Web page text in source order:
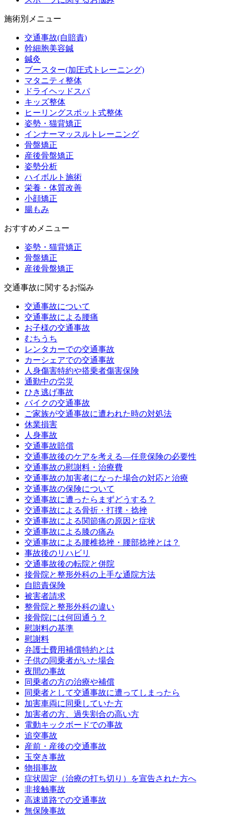
施術別メニュー
交通事故(自賠責)
幹細胞美容鍼
鍼灸
ブースター(加圧式トレーニング)
マタニティ整体
ドライヘッドスパ
キッズ整体
ヒーリングスポット式整体
姿勢・猫背矯正
インナーマッスルトレーニング
骨盤矯正
産後骨盤矯正
姿勢分析
ハイボルト施術
栄養・体質改善
小顔矯正
腸もみ
おすすめメニュー
姿勢・猫背矯正
骨盤矯正
産後骨盤矯正
交通事故に関するお悩み
交通事故について
交通事故による腰痛
お子様の交通事故
むちうち
レンタカーでの交通事故
カーシェアでの交通事故
人身傷害特約や搭乗者傷害保険
通勤中の労災
ひき逃げ事故
バイクの交通事故
ご家族が交通事故に遭われた時の対処法
休業損害
人身事故
交通事故賠償
交通事故後のケアを考える—任意保険の必要性
交通事故の慰謝料・治療費
交通事故の加害者になった場合の対応と治療
交通事故の保険について
交通事故に遭ったらまずどうする？
交通事故による骨折・打撲・捻挫
交通事故による関節痛の原因と症状
交通事故による膝の痛み
交通事故による腰椎捻挫・腰部捻挫とは？
事故後のリハビリ
交通事故後の転院と併院
接骨院と整形外科の上手な通院方法
自賠責保険
被害者請求
整骨院と整形外科の違い
接骨院には何回通う？
慰謝料の基準
慰謝料
弁護士費用補償特約とは
子供の同乗者がいた場合
夜間の事故
同乗者の方の治療や補償
同乗者として交通事故に遭ってしまったら
加害車両に同乗していた方
加害者の方、過失割合の高い方
電動キックボードでの事故
追突事故
産前・産後の交通事故
玉突き事故
物損事故
症状固定（治療の打ち切り）を宣告された方へ
非接触事故
高速道路での交通事故
無保険事故